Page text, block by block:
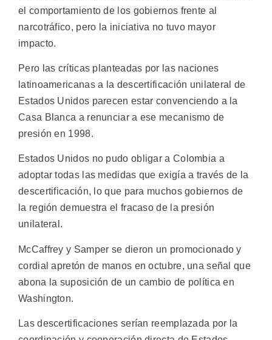
el comportamiento de los gobiernos frente al
narcotráfico, pero la iniciativa no tuvo mayor
impacto.
Pero las críticas planteadas por las naciones
latinoamericanas a la descertificación unilateral de
Estados Unidos parecen estar convenciendo a la
Casa Blanca a renunciar a ese mecanismo de
presión en 1998.
Estados Unidos no pudo obligar a Colombia a
adoptar todas las medidas que exigía a través de la
descertificación, lo que para muchos gobiernos de
la región demuestra el fracaso de la presión
unilateral.
McCaffrey y Samper se dieron un promocionado y
cordial apretón de manos en octubre, una señal que
abona la suposición de un cambio de política en
Washington.
Las descertificaciones serían reemplazada por la